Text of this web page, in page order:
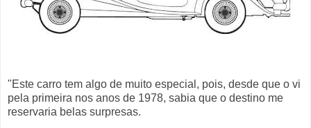
"Este carro tem algo de muito especial, pois, desde que o vi
pela primeira nos anos de 1978, sabia que o destino me
reservaria belas surpresas.